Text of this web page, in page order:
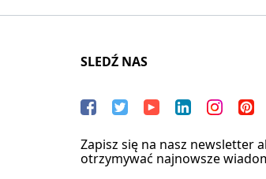
SLEDŹ NAS
Zapisz się na nasz newsletter
otrzymywać najnowsze